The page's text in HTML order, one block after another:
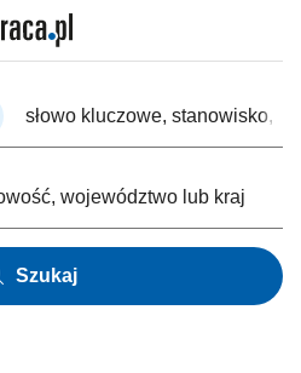
Szukaj